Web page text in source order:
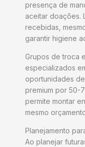
presença de
aceitar doações.
recebidas,
garantir higiene
Grupos de troca
especializados
oportunidades
premium por 50-
permite montar
mesmo
Planejamento
Ao planejar